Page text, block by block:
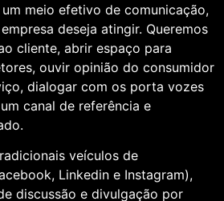
meio efetivo de comunicação,
deseja atingir. Queremos
cliente, abrir espaço para
ouvir opinião do consumidor
dialogar com os porta vozes
canal de referência e
veículos de
Linkedin e Instagram),
discussão e divulgação por